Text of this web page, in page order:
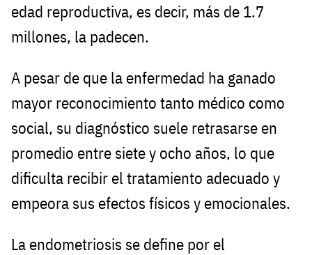
edad reproductiva, es decir, más de 1.7
millones, la padecen.
A pesar de que la enfermedad ha ganado
mayor reconocimiento tanto médico como
social, su diagnóstico suele retrasarse en
promedio entre siete y ocho años, lo que
dificulta recibir el tratamiento adecuado y
empeora sus efectos físicos y emocionales.
La endometriosis se define por el